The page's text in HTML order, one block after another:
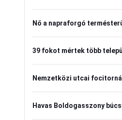
Nő a napraforgó
39 fokot mértek több
Nemzetközi utcai
Havas Boldogasszony